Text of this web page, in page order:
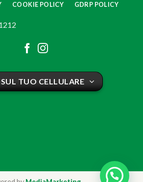
COOKIE POLICY GDRP POLICY
TUO CELLULARE